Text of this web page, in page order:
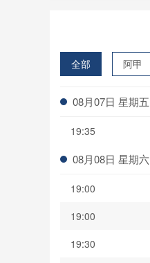
全部 阿甲
波黑联
08月07日 星期五
19:35
08月08日 星期六
19:00
19:00
19:30